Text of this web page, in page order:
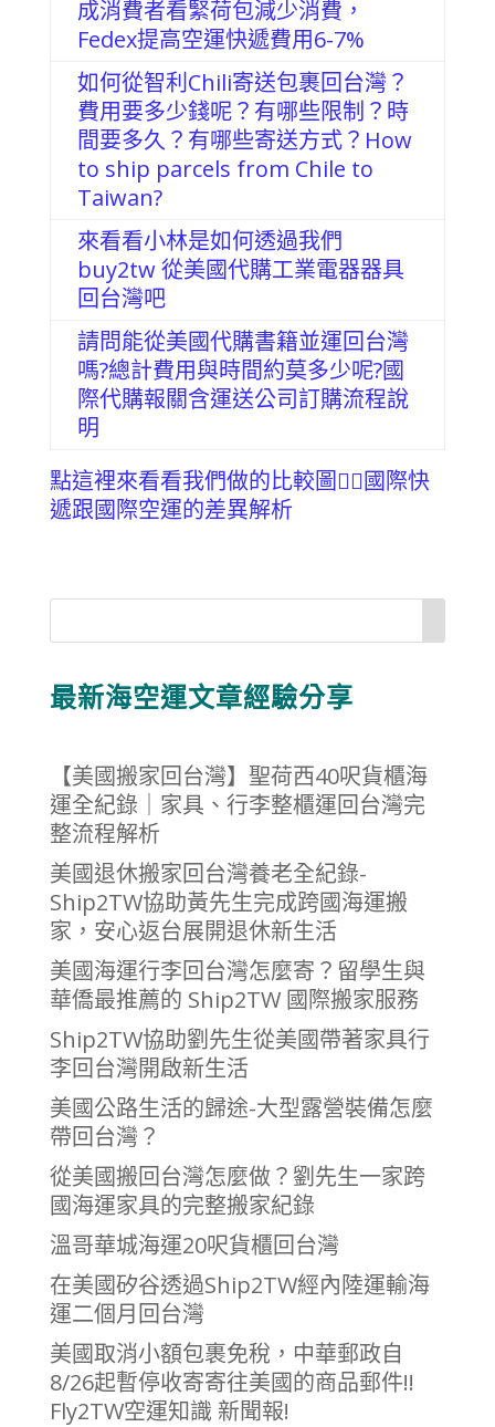
成消費者看緊荷包減少消費，
Fedex提高空運快遞費用6-7%
如何從智利Chili寄送包裹回台灣？
費用要多少錢呢？有哪些限制？時
間要多久？有哪些寄送方式？How
to ship parcels from Chile to
Taiwan?
來看看小林是如何透過我們
buy2tw 從美國代購工業電器器具
回台灣吧
請問能從美國代購書籍並運回台灣
嗎?總計費用與時間約莫多少呢?國
際代購報關含運送公司訂購流程說
明
點這裡來看看我們做的比較圖💁‍♀️國際快
遞跟國際空運的差異解析
最新海空運文章經驗分享
【美國搬家回台灣】聖荷西40呎貨櫃海
運全紀錄｜家具、行李整櫃運回台灣完
整流程解析
美國退休搬家回台灣養老全紀錄-
Ship2TW協助黃先生完成跨國海運搬
家，安心返台展開退休新生活
美國海運行李回台灣怎麼寄？留學生與
華僑最推薦的 Ship2TW 國際搬家服務
Ship2TW協助劉先生從美國帶著家具行
李回台灣開啟新生活
美國公路生活的歸途-大型露營裝備怎麼
帶回台灣？
從美國搬回台灣怎麼做？劉先生一家跨
國海運家具的完整搬家紀錄
溫哥華城海運20呎貨櫃回台灣
在美國矽谷透過Ship2TW經內陸運輸海
運二個月回台灣
美國取消小額包裹免稅，中華郵政自
8/26起暫停收寄寄往美國的商品郵件!!
Fly2TW空運知識 新聞報!